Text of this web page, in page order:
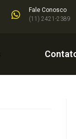
Fale Conosco
(11) 2421-2389